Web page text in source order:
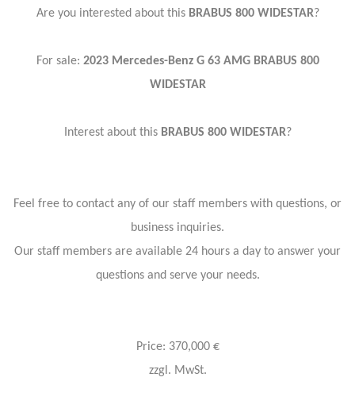
Are you interested about this BRABUS 800 WIDESTAR?
For sale: 2023 Mercedes-Benz G 63 AMG BRABUS 800
WIDESTAR
Interest about this BRABUS 800 WIDESTAR?
Feel free to contact any of our staff members with questions, or
business inquiries.
Our staff members are available 24 hours a day to answer your
questions and serve your needs.
Price: 370,000 €
zzgl. MwSt.